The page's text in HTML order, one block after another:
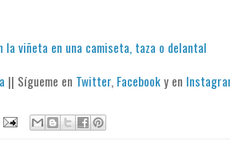
la viñeta en una camiseta, taza o delantal
|| Sígueme en Twitter, Facebooky en